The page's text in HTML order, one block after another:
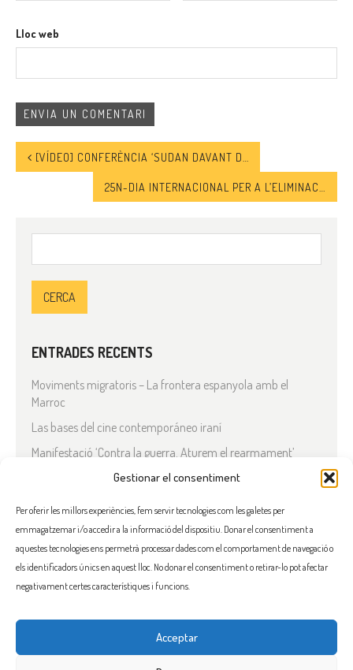
Gestionar el consentiment
Per oferir les millors experiències, fem servir tecnologies com les galetes per
emmagatzemar i/o accedir a la informació del dispositiu. Donar el consentiment a
aquestes tecnologies ens permetrà processar dades com el comportament de navegació o
els identificadors únics en aquest lloc. No donar el consentiment o retirar-lo pot afectar
negativament certes característiques i funcions.
Acceptar
Lloc web
[VÍDEO] CONFERÈNCIA ‘SUDAN DAVANT D’UN NOU COP D’ESTAT’
ENTRADES RECENTS
Moviments migratoris – La frontera espanyola amb el
Marroc
Las bases del cine contemporáneo iraní
Manifestació ‘Contra la guerra. Aturem el rearmament’
En solidaritat amb el Líban
Què està passant a l’Iran?
COMENTARIS RECENTS